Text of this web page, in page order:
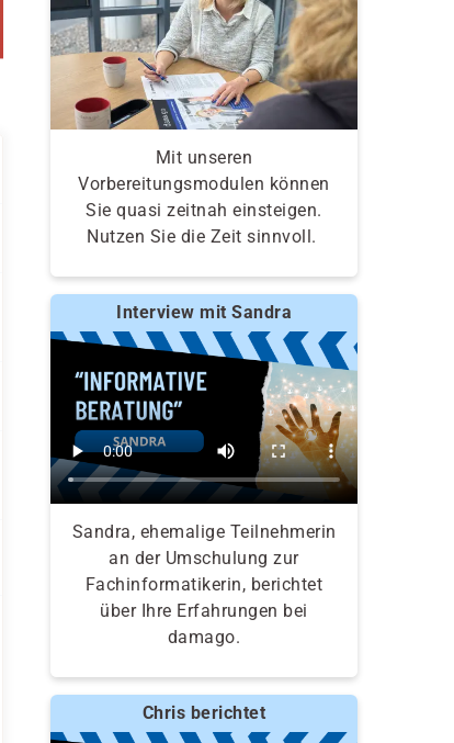
Mit unseren
Vorbereitungsmodulen können
Sie quasi zeitnah einsteigen.
Nutzen Sie die Zeit sinnvoll.
Interview mit Sandra
Sandra, ehemalige Teilnehmerin
an der Umschulung zur
Fachinformatikerin, berichtet
über Ihre Erfahrungen bei
damago.
Chris berichtet